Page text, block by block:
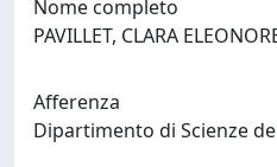
Nome completo
PAVILLET, CLARA
Afferenza
Dipartimento di Scienze